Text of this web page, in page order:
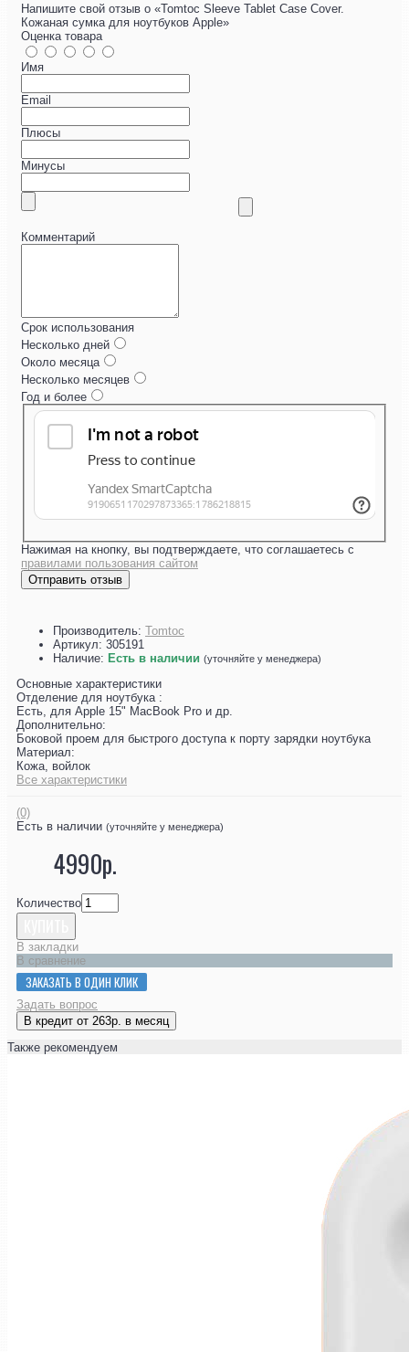
Напишите свой отзыв о «Tomtoc Sleeve Tablet Case Cover.
Кожаная сумка для ноутбуков Apple»
Оценка товара
Имя
Email
Плюсы
Минусы
Комментарий
Срок использования
Несколько дней
Около месяца
Несколько месяцев
Год и более
Нажимая на кнопку, вы подтверждаете, что соглашаетесь с
правилами пользования сайтом
Отправить отзыв
Производитель: Tomtoc
Артикул: 305191
Наличие: Есть в наличии (уточняйте у менеджера)
Основные характеристики
Отделение для ноутбука :
Есть, для Apple 15" MacBook Pro и др.
Дополнительно:
Боковой проем для быстрого доступа к порту зарядки ноутбука
Материал:
Кожа, войлок
Все характеристики
(0)
Есть в наличии (уточняйте у менеджера)
4990р.
Количество
В закладки
В сравнение
ЗАКАЗАТЬ В ОДИН КЛИК
Задать вопрос
В кредит от 263р. в месяц
Также рекомендуем